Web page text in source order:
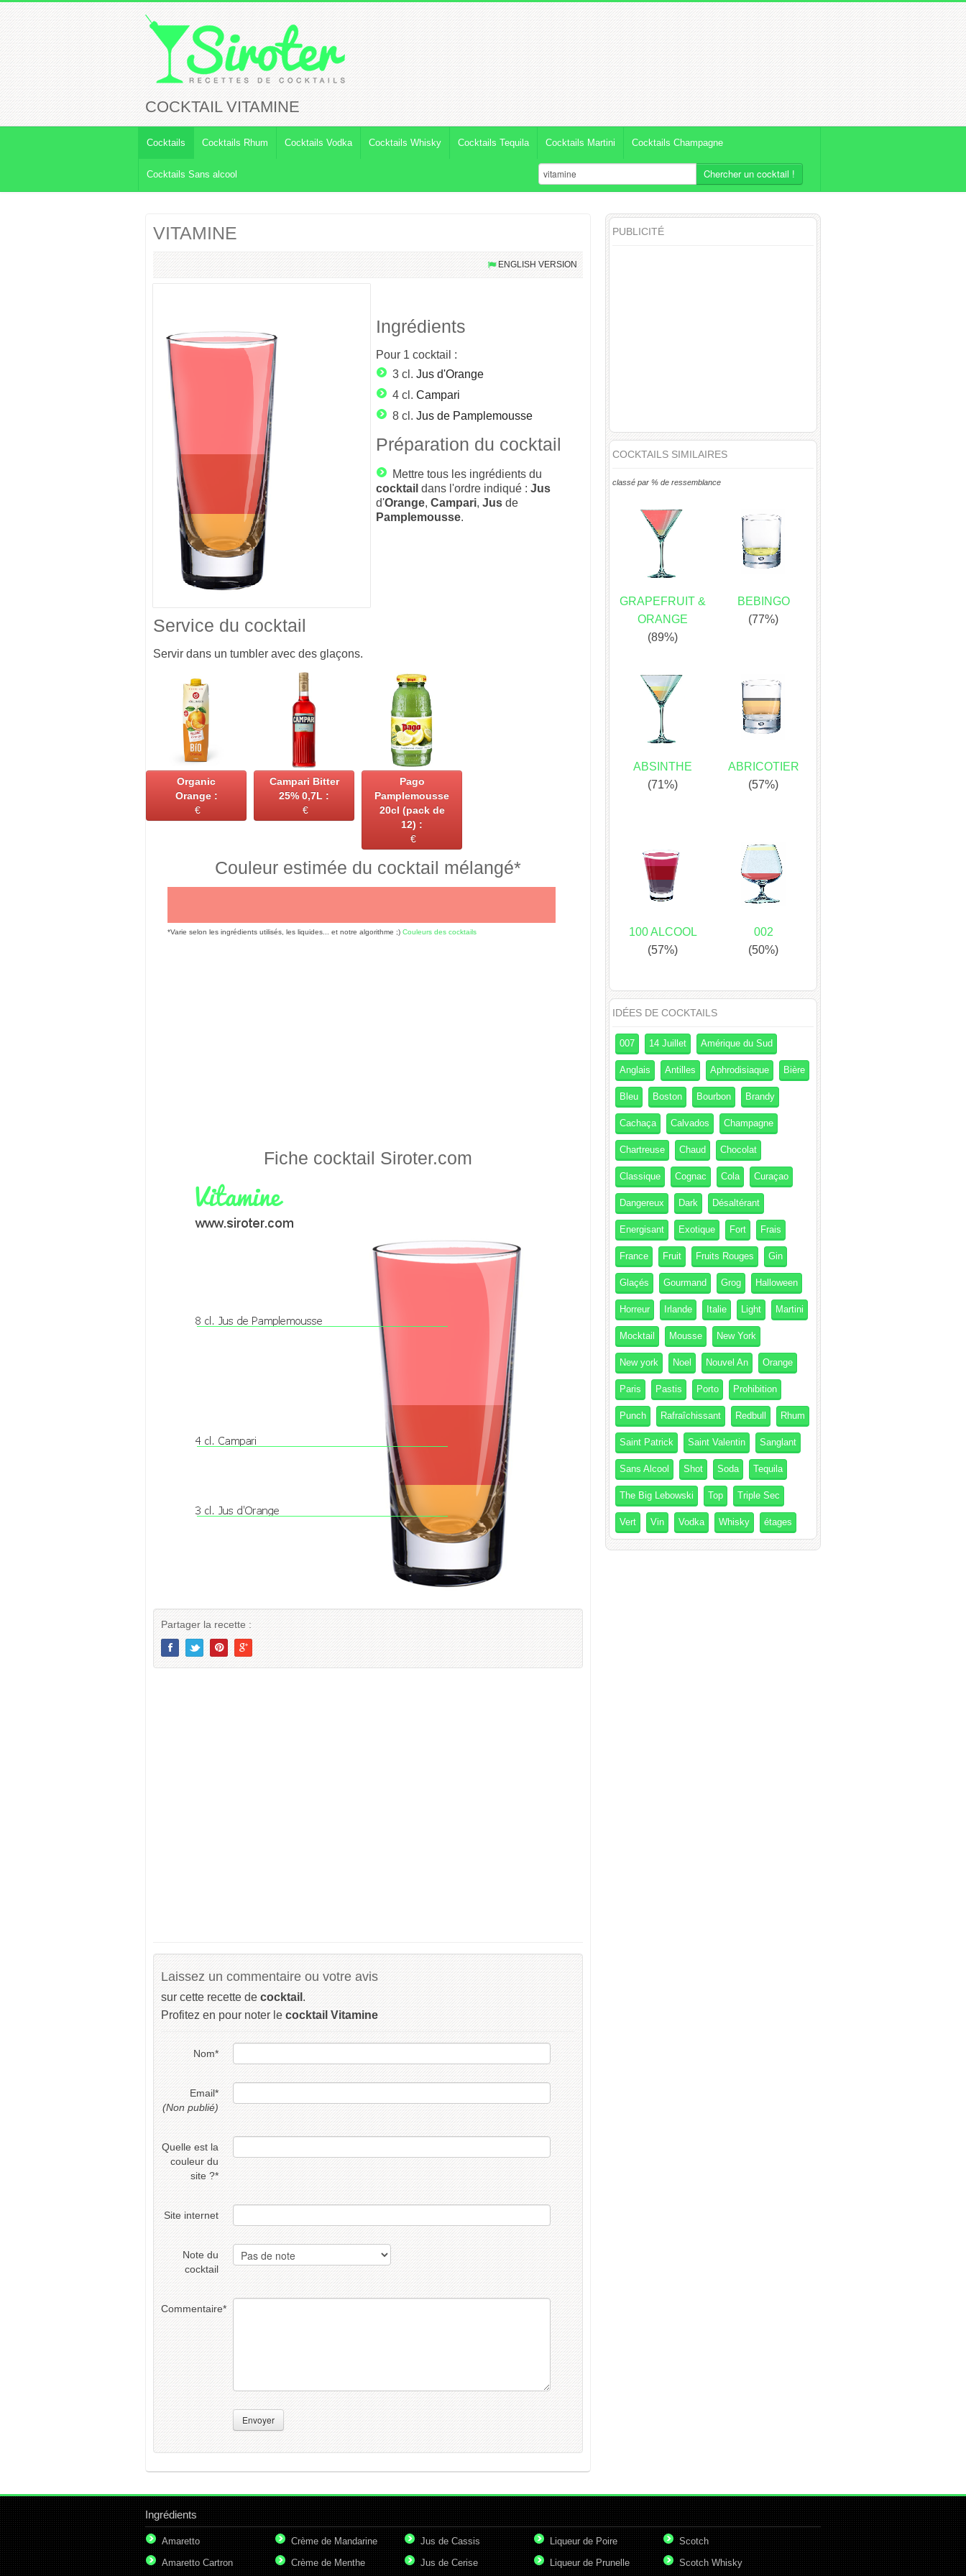
COCKTAIL VITAMINE
Cocktails Cocktails Rhum Cocktails Vodka Cocktails Whisky Cocktails Tequila Cocktails Martini Cocktails Champagne
Cocktails Sans alcool Chercher un cocktail !
VITAMINE
ENGLISH VERSION
Ingrédients
Pour 1 cocktail :
3 cl. Jus d'Orange
4 cl. Campari
8 cl. Jus de Pamplemousse
Préparation du cocktail
Mettre tous les ingrédients du
cocktail dans l'ordre indiqué : Jus
d'Orange, Campari, Jus de
Pamplemousse.
Service du cocktail
Servir dans un tumbler avec des glaçons.
Organic
Orange :
€
Campari Bitter
25% 0,7L :
€
Pago
Pamplemousse
20cl (pack de
12) :
€
Couleur estimée du cocktail mélangé*
*Varie selon les ingrédients utilisés, les liquides... et notre algorithme ;) Couleurs des cocktails
Fiche cocktail Siroter.com
Partager la recette :
Laissez un commentaire ou votre avis
sur cette recette de cocktail .
Profitez en pour noter le cocktail Vitamine
Nom*
Email*
(Non publié)
Quelle est la
couleur du
site ?*
Site internet
Note du
cocktail
Commentaire*
Envoyer
PUBLICITÉ
COCKTAILS SIMILAIRES
classé par % de ressemblance
GRAPEFRUIT &
ORANGE
(89%)
BEBINGO
(77%)
ABSINTHE
(71%)
ABRICOTIER
(57%)
100 ALCOOL
(57%)
002
(50%)
IDÉES DE COCKTAILS
007 14 Juillet Amérique du Sud
Anglais Antilles Aphrodisiaque Bière
Bleu Boston Bourbon Brandy
Cachaça Calvados Champagne
Chartreuse Chaud Chocolat
Classique Cognac Cola Curaçao
Dangereux Dark Désaltérant
Energisant Exotique Fort Frais
France Fruit Fruits Rouges Gin
Glaçés Gourmand Grog Halloween
Horreur Irlande Italie Light Martini
Mocktail Mousse New York
New york Noel Nouvel An Orange
Paris Pastis Porto Prohibition
Punch Rafraîchissant Redbull Rhum
Saint Patrick Saint Valentin Sanglant
Sans Alcool Shot Soda Tequila
The Big Lebowski Top Triple Sec
Vert Vin Vodka Whisky étages
Ingrédients
Amaretto
Amaretto Cartron
Crème de Mandarine
Crème de Menthe
Jus de Cassis
Jus de Cerise
Liqueur de Poire
Liqueur de Prunelle
Scotch
Scotch Whisky